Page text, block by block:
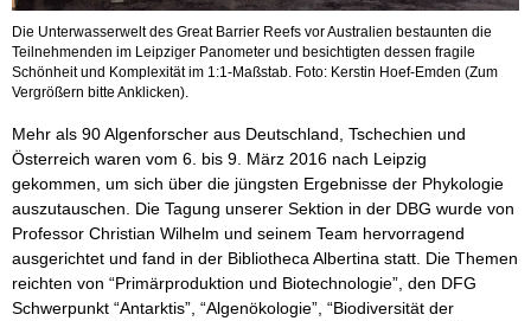
Die Unterwasserwelt des Great Barrier Reefs vor Australien bestaunten die
Teilnehmenden im Leipziger Panometer und besichtigten dessen fragile
Schönheit und Komplexität im 1:1-Maßstab. Foto: Kerstin Hoef-Emden (Zum
Vergrößern bitte Anklicken).
Mehr als 90 Algenforscher aus Deutschland, Tschechien und
Österreich waren vom 6. bis 9. März 2016 nach Leipzig
gekommen, um sich über die jüngsten Ergebnisse der Phykologie
auszutauschen. Die Tagung unserer Sektion in der DBG wurde von
Professor Christian Wilhelm und seinem Team hervorragend
ausgerichtet und fand in der Bibliotheca Albertina statt. Die Themen
reichten von “Primärproduktion und Biotechnologie”, den DFG
Schwerpunkt “Antarktis”, “Algenökologie”, “Biodiversität der